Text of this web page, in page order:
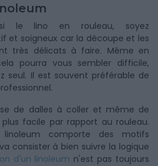
le lino en rouleau, soyez
et soigneux car la découpe et les
très délicats à faire. Même en
pourra vous sembler difficile,
seul. Il est souvent préférable de
de dalles à coller et même de
plus facile par rapport au rouleau.
comporte des motifs
consister à bien suivre la logique
d'un linoleum n'est pas toujours